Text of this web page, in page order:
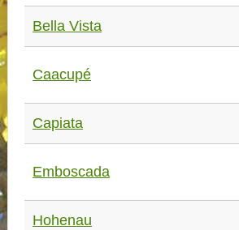
Bella Vista
Caacupé
Capiata
Emboscada
Hohenau